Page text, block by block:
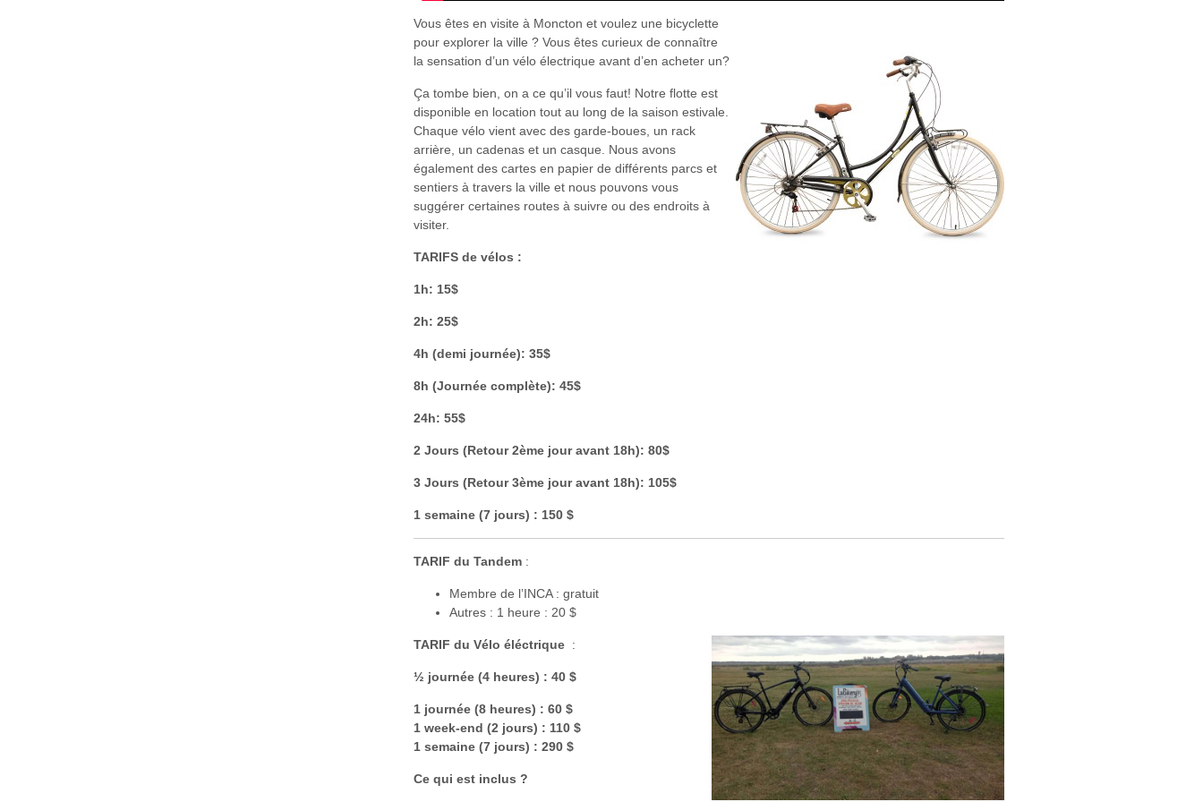
Vous êtes en visite à Moncton et voulez une bicyclette
pour explorer la ville ? Vous êtes curieux de connaître
la sensation d’un vélo électrique avant d’en acheter un?
Ça tombe bien, on a ce qu’il vous faut! Notre flotte est
disponible en location tout au long de la saison estivale.
Chaque vélo vient avec des garde-boues, un rack
arrière, un cadenas et un casque. Nous avons
également des cartes en papier de différents parcs et
sentiers à travers la ville et nous pouvons vous
suggérer certaines routes à suivre ou des endroits à
visiter.
TARIFS de vélos :
1h: 15$
2h: 25$
4h (demi journée): 35$
8h (Journée complète): 45$
24h: 55$
2 Jours (Retour 2ème jour avant 18h): 80$
3 Jours (Retour 3ème jour avant 18h): 105$
1 semaine (7 jours) : 150 $
TARIF du Tandem :
Membre de l’INCA : gratuit
Autres : 1 heure : 20 $
TARIF du Vélo éléctrique :
½ journée (4 heures) : 40 $
1 journée (8 heures) : 60 $
1 week-end (2 jours) : 110 $
1 semaine (7 jours) : 290 $
Ce qui est inclus ?